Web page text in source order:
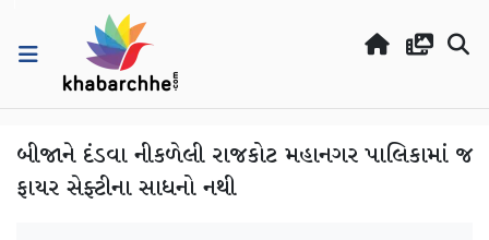
બીજાને દંડવા નીકળેલી રાજકોટ મહાનગર પાલિકામાં જ
ફાયર સેફ્ટીના સાધનો નથી